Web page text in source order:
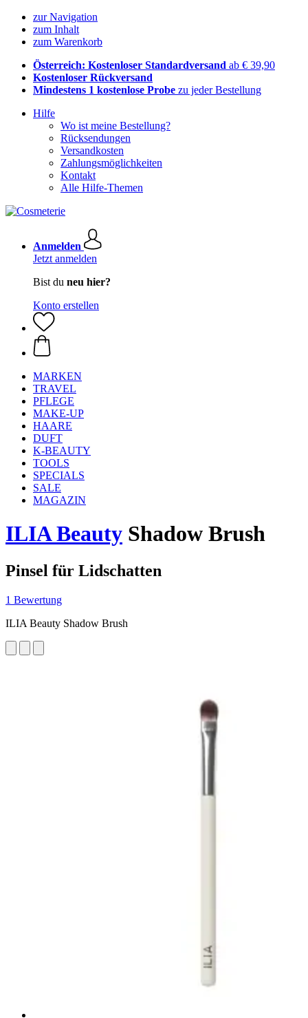
zur Navigation
zum Inhalt
zum Warenkorb
Österreich: Kostenloser Standardversand ab € 39,90
Kostenloser Rückversand
Mindestens 1 kostenlose Probe zu jeder Bestellung
Hilfe
Wo ist meine Bestellung?
Rücksendungen
Versandkosten
Zahlungsmöglichkeiten
Kontakt
Alle Hilfe-Themen
Anmelden
Jetzt anmelden
Bist du neu hier?
Konto erstellen
MARKEN
TRAVEL
PFLEGE
MAKE-UP
HAARE
DUFT
K-BEAUTY
TOOLS
SPECIALS
SALE
MAGAZIN
ILIA Beauty Shadow Brush
Pinsel für Lidschatten
1 Bewertung
ILIA Beauty Shadow Brush